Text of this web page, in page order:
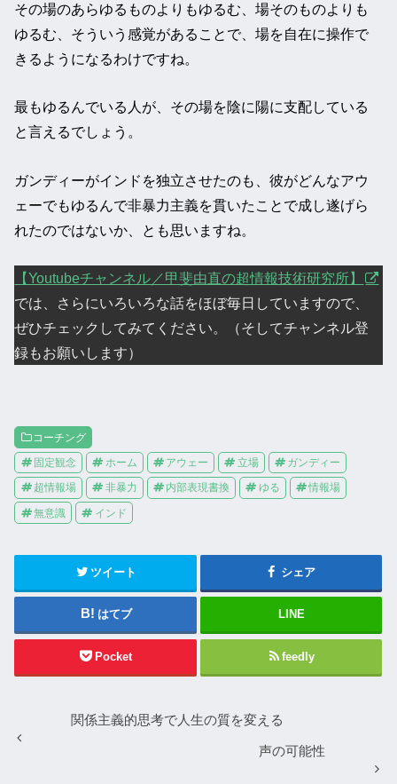
その場のあらゆるものよりもゆるむ、場そのものよりも
ゆるむ、そういう感覚があることで、場を自在に操作で
きるようになるわけですね。
最もゆるんでいる人が、その場を陰に陽に支配している
と言えるでしょう。
ガンディーがインドを独立させたのも、彼がどんなアウ
ェーでもゆるんで非暴力主義を貫いたことで成し遂げら
れたのではないか、とも思いますね。
【Youtubeチャンネル／甲斐由直の超情報技術研究所】
では、さらにいろいろな話をほぼ毎日していますので、
ぜひチェックしてみてください。（そしてチャンネル登
録もお願いします）
コーチング
固定観念 ホーム アウェー 立場 ガンディー
超情報場 非暴力 内部表現書換 ゆる 情報場
無意識 インド
ツイート シェア
はてブ LINE
Pocket feedly
関係主義的思考で人生の質を変える
声の可能性